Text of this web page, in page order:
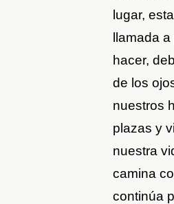
lugar,
llamada
hacer,
de los
nuestros
plazas y
nuestra
camina
continúa